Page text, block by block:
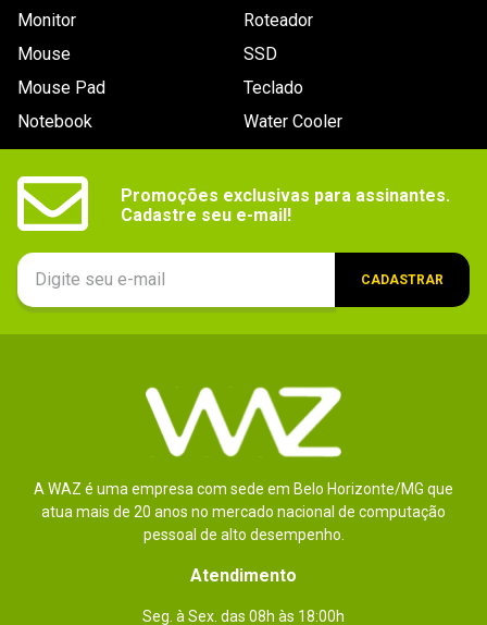
Monitor
Mouse
Mouse Pad
Notebook
Roteador
SSD
Teclado
Water Cooler
Promoções exclusivas para assinantes.
Cadastre seu e-mail!
CADASTRAR
A WAZ é uma empresa com sede em Belo Horizonte/MG que
atua mais de 20 anos no mercado nacional de computação
pessoal de alto desempenho.
Atendimento
Seg. à Sex. das 08h às 18:00h